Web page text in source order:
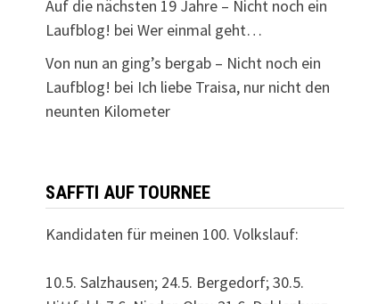
Auf die nächsten 19 Jahre – Nicht noch ein
Laufblog! bei Wer einmal geht…
Von nun an ging’s bergab – Nicht noch ein
Laufblog! bei Ich liebe Traisa, nur nicht den
neunten Kilometer
SAFFTI AUF TOURNEE
Kandidaten für meinen 100. Volkslauf:
10.5. Salzhausen; 24.5. Bergedorf; 30.5.